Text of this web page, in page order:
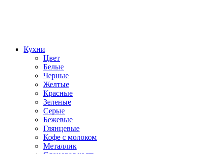
Кухни
Цвет
Белые
Черные
Желтые
Красные
Зеленые
Серые
Бежевые
Глянцевые
Кофе с молоком
Металлик